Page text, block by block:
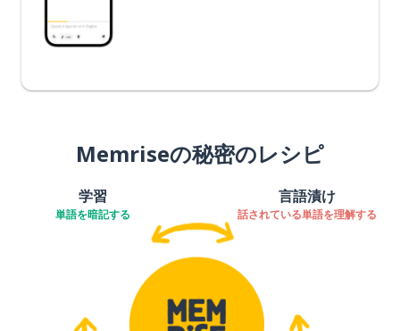
Memriseの秘密のレシピ
学習
単語を暗記する
言語漬け
話されている単語を理解する